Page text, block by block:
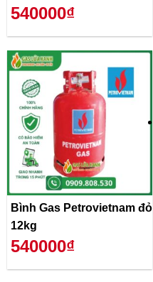
540000₫
Bình Gas Petrovietnam đỏ
12kg
540000₫